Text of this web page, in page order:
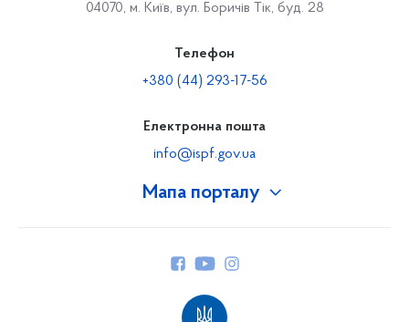
Мапа порталу
04070, м. Київ, вул. Боричів Тік, буд. 28
Телефон
+380 (44) 293-17-56
Електронна пошта
info@ispf.gov.ua